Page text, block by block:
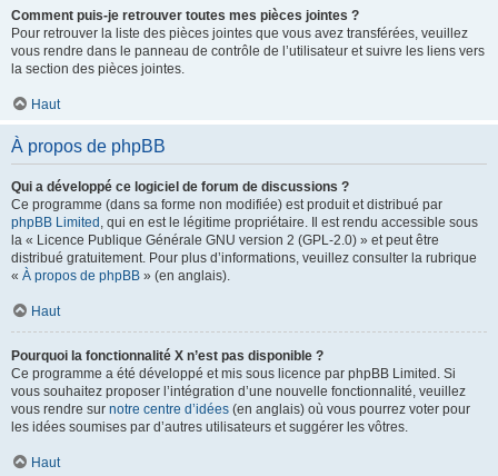
Comment puis-je retrouver toutes mes pièces jointes ?
Pour retrouver la liste des pièces jointes que vous avez transférées, veuillez
vous rendre dans le panneau de contrôle de l’utilisateur et suivre les liens vers
la section des pièces jointes.
Haut
À propos de phpBB
Qui a développé ce logiciel de forum de discussions ?
Ce programme (dans sa forme non modifiée) est produit et distribué par
phpBB Limited , qui en est le légitime propriétaire. Il est rendu accessible sous
la « Licence Publique Générale GNU version 2 (GPL-2.0) » et peut être
distribué gratuitement. Pour plus d’informations, veuillez consulter la rubrique
« À propos de phpBB » (en anglais).
Haut
Pourquoi la fonctionnalité X n’est pas disponible ?
Ce programme a été développé et mis sous licence par phpBB Limited. Si
vous souhaitez proposer l’intégration d’une nouvelle fonctionnalité, veuillez
vous rendre sur notre centre d’idées (en anglais) où vous pourrez voter pour
les idées soumises par d’autres utilisateurs et suggérer les vôtres.
Haut